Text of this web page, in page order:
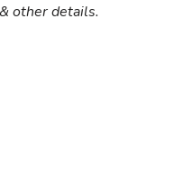
other details.